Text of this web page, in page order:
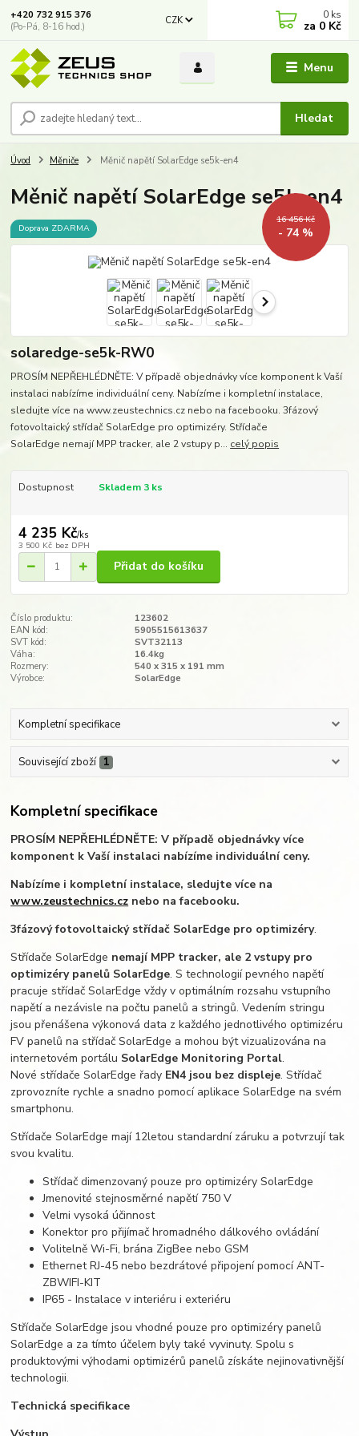
Menu
CZK
Hledat
+420 732 915 376
(Po-Pá, 8-16 hod.)
0 ks
za 0 Kč
Úvod Měniče Měnič napětí SolarEdge se5k-en4
Měnič napětí SolarEdge se5k-en4
Doprava ZDARMA
16 456 Kč
- 74 %
solaredge-se5k-RW0
PROSÍM NEPŘEHLÉDNĚTE: V případě objednávky více komponent k Vaší
instalaci nabízíme individuální ceny. Nabízíme i kompletní instalace,
sledujte více na www.zeustechnics.cz nebo na facebooku. 3fázový
fotovoltaický střídač SolarEdge pro optimizéry. Střídače
SolarEdge nemají MPP tracker, ale 2 vstupy p... celý popis
Dostupnost Skladem 3 ks
4 235 Kč/ks
3 500 Kč bez DPH
Přidat do košíku
Číslo produktu:
123602
EAN kód:
5905515613637
SVT kód:
SVT32113
Váha:
16.4kg
Rozmery:
540 x 315 x 191 mm​
Výrobce:
SolarEdge
Kompletní specifikace
Související zboží 1
Kompletní specifikace
PROSÍM NEPŘEHLÉDNĚTE: V případě objednávky více
komponent k Vaší instalaci nabízíme individuální ceny.
Nabízíme i kompletní instalace, sledujte více na
www.zeustechnics.cz nebo na facebooku.
3fázový fotovoltaický střídač SolarEdge pro optimizéry.
Střídače SolarEdge nemají MPP tracker, ale 2 vstupy pro
optimizéry panelů SolarEdge. S technologií pevného napětí
pracuje střídač SolarEdge vždy v optimálním rozsahu vstupního
napětí a nezávisle na počtu panelů a stringů. Vedením stringu
jsou přenášena výkonová data z každého jednotlivého optimizéru
FV panelů na střídač SolarEdge a mohou být vizualizována na
internetovém portálu SolarEdge Monitoring Portal.
Nové střídače SolarEdge řady EN4 jsou bez displeje. Střídač
zprovozníte rychle a snadno pomocí aplikace SolarEdge na svém
smartphonu.
Střídače SolarEdge mají 12letou standardní záruku a potvrzují tak
svou kvalitu.
Střídač dimenzovaný pouze pro optimizéry SolarEdge
Jmenovité stejnosměrné napětí 750 V
Velmi vysoká účinnost
Konektor pro přijímač hromadného dálkového ovládání
Volitelně Wi-Fi, brána ZigBee nebo GSM
Ethernet RJ-45 nebo bezdrátové připojení pomocí ANT-
ZBWIFI-KIT
IP65 - Instalace v interiéru i exteriéru
Střídače SolarEdge jsou vhodné pouze pro optimizéry panelů
SolarEdge a za tímto účelem byly také vyvinuty. Spolu s
produktovými výhodami optimizérů panelů získáte nejinovativnější
technologii.
Technická specifikace